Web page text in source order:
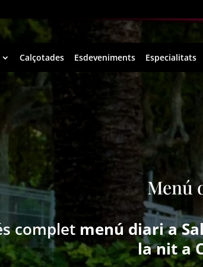
Calçotades Esdeveniments Especialitats
Menú
complet menú diari a
la nit a